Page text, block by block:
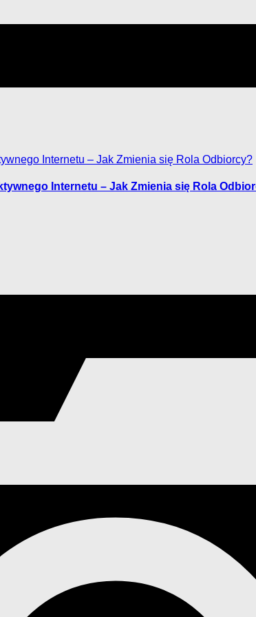
Internetu – Jak Zmienia się Rola